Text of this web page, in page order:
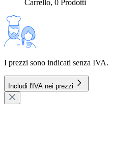
Carrello, 0 Prodotti
I prezzi sono indicati senza IVA.
Includi l'IVA nei prezzi